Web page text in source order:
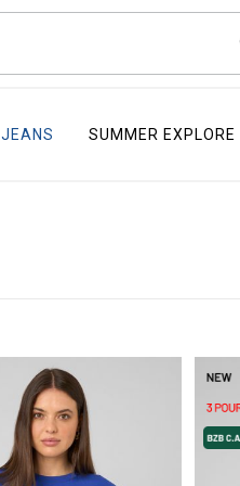
JEANS SUMMER EXPLORE